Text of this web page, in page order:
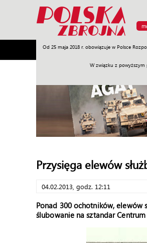
Od 25 maja 2018 r. obowiązuje w Polsce
W związku z powyższym
Armia Poligon Sprzęt
Przysięga elewów
04.02.2013, godz. 12:11
Ponad 300 ochotników, elewów
ślubowanie na sztandar